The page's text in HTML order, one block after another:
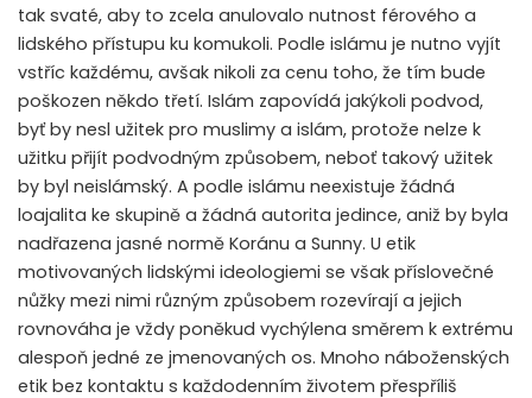
tak svaté, aby to zcela anulovalo nutnost férového a
lidského přístupu ku komukoli. Podle islámu je nutno vyjít
vstříc každému, avšak nikoli za cenu toho, že tím bude
poškozen někdo třetí. Islám zapovídá jakýkoli podvod,
byť by nesl užitek pro muslimy a islám, protože nelze k
užitku přijít podvodným způsobem, neboť takový užitek
by byl neislámský. A podle islámu neexistuje žádná
loajalita ke skupině a žádná autorita jedince, aniž by byla
nadřazena jasné normě Koránu a Sunny. U etik
motivovaných lidskými ideologiemi se však příslovečné
nůžky mezi nimi různým způsobem rozevírají a jejich
rovnováha je vždy poněkud vychýlena směrem k extrému
alespoň jedné ze jmenovaných os. Mnoho náboženských
etik bez kontaktu s každodenním životem přespříliš